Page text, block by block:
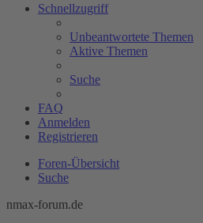
Schnellzugriff
Unbeantwortete Themen
Aktive Themen
Suche
FAQ
Anmelden
Registrieren
Foren-Übersicht
Suche
nmax-forum.de